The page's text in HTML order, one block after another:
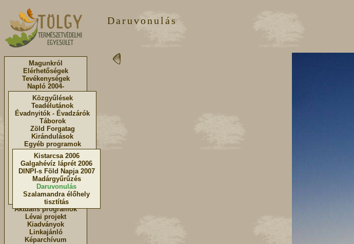
Magunkról
Elérhetőségek
Tevékenységek
Napló 2004-
Aktuális programok
Lévai projekt
Kiadványok
Linkajánló
Képarchívum
Közgyűlések
Teadélutánok
Évadnyitók - Évadzárók
Táborok
Zöld Forgatag
Kirándulások
Egyéb programok
Kistarcsa 2006
Galgahévíz láprét 2006
DINPI-s Föld Napja 2007
Madárgyűrűzés
Daruvonulás
Szalamandra élőhely
tisztítás
Daruvonulás